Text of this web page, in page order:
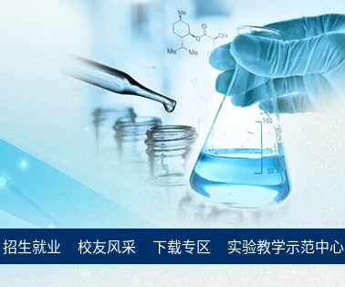
招生就业 校友风采 下载专区 实验教学示范中心